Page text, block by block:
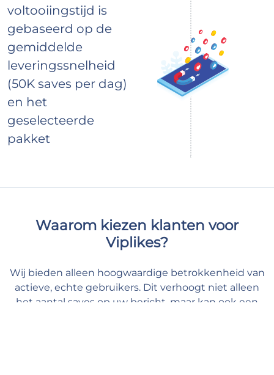
voltooiingstijd is
gebaseerd op de
gemiddelde
leveringssnelheid
(50K saves per dag)
en het
geselecteerde
pakket
Waarom kiezen klanten voor
Viplikes?
Wij bieden alleen hoogwaardige betrokkenheid van
actieve, echte gebruikers. Dit verhoogt niet alleen
het aantal saves op uw bericht, maar kan ook een